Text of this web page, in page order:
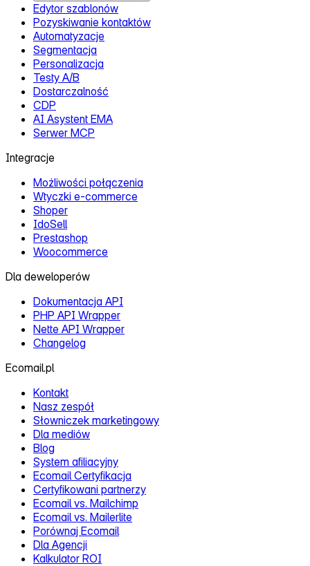
Edytor szablonów
Pozyskiwanie kontaktów
Automatyzacje
Segmentacja
Personalizacja
Testy A/B
Dostarczalność
CDP
AI Asystent EMA
Serwer MCP
Integracje
Możliwości połączenia
Wtyczki e‑commerce
Shoper
IdoSell
Prestashop
Woocommerce
Dla deweloperów
Dokumentacja API
PHP API Wrapper
Nette API Wrapper
Changelog
Ecomail.pl
Kontakt
Nasz zespół
Słowniczek marketingowy
Dla mediów
Blog
System afiliacyjny
Ecomail Certyfikacja
Certyfikowani partnerzy
Ecomail vs. Mailchimp
Ecomail vs. Mailerlite
Porównaj Ecomail
Dla Agencji
Kalkulator ROI